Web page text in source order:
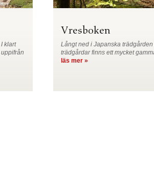
klart
Vresboken
Långt ned i Japanska
trädgårdar finns ett mycket
läs mer »